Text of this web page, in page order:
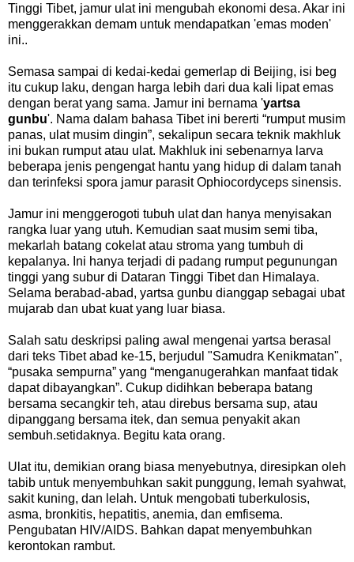
Tinggi Tibet, jamur ulat ini mengubah ekonomi desa. Akar ini
menggerakkan demam untuk mendapatkan 'emas moden'
ini..
Semasa sampai di kedai-kedai gemerlap di Beijing, isi beg
itu cukup laku, dengan harga lebih dari dua kali lipat emas
dengan berat yang sama. Jamur ini bernama 'yartsa
gunbu'. Nama dalam bahasa Tibet ini bererti “rumput musim
panas, ulat musim dingin”, sekalipun secara teknik makhluk
ini bukan rumput atau ulat. Makhluk ini sebenarnya larva
beberapa jenis pengengat hantu yang hidup di dalam tanah
dan terinfeksi spora jamur parasit Ophiocordyceps sinensis.
Jamur ini menggerogoti tubuh ulat dan hanya menyisakan
rangka luar yang utuh. Kemudian saat musim semi tiba,
mekarlah batang cokelat atau stroma yang tumbuh di
kepalanya. Ini hanya terjadi di padang rumput pegunungan
tinggi yang subur di Dataran Tinggi Tibet dan Himalaya.
Selama berabad-abad, yartsa gunbu dianggap sebagai ubat
mujarab dan ubat kuat yang luar biasa.
Salah satu deskripsi paling awal mengenai yartsa berasal
dari teks Tibet abad ke-15, berjudul "Samudra Kenikmatan",
“pusaka sempurna” yang “menganugerahkan manfaat tidak
dapat dibayangkan”. Cukup didihkan beberapa batang
bersama secangkir teh, atau direbus bersama sup, atau
dipanggang bersama itek, dan semua penyakit akan
sembuh.setidaknya. Begitu kata orang.
Ulat itu, demikian orang biasa menyebutnya, diresipkan oleh
tabib untuk menyembuhkan sakit punggung, lemah syahwat,
sakit kuning, dan lelah. Untuk mengobati tuberkulosis,
asma, bronkitis, hepatitis, anemia, dan emfisema.
Pengubatan HIV/AIDS. Bahkan dapat menyembuhkan
kerontokan rambut.